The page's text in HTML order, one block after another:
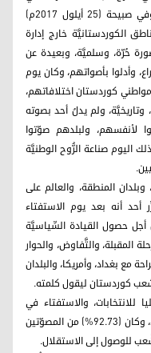
الاستفتاء. في النِّهاية جاء اليوم العظيم، وفي صبيحة (25 أيلول 2017م)
الكوردستانيَّة خارج إدارة
حُرّة، وسلميَّة، وبعيدة عن
وأدلوا بأصواتهم، وكان يوم
كوردستان اختلافاتهم،
ولم يدلُ أحد بصوته
لأنفسهم، ولبلدهم صوّتوا
اليوم صناعة الرُّوح الوطنيَّة
المنطقة، والعالم على
أحد أنه بعد يوم الاستفتاء
حصول القيادة السِّياسيَّة
المقبلة، والتَّفاوض، والحوار
مع بغداد، وأمريكا، والبلدان
كوردستان ليقول كلمته.
للانتخابات، والاستفتاء في
إقليم كوردستان عن النَّتائج الأوليَّة للاستفتاء، وكان (92.73%) من المصوّتين
للوصول إلى الاستقلال.